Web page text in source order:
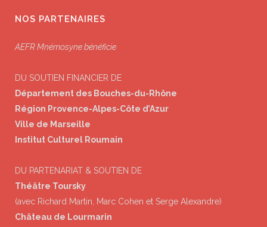
NOS PARTENAIRES
AEFR Mnémosyne bénéficie
DU SOUTIEN FINANCIER DE
Département des Bouches-du-Rhône
Région Provence-Alpes-Côte d’Azur
Ville de Marseille
Institut Culturel Roumain
DU PARTENARIAT & SOUTIEN DE
Théâtre Toursky
(avec Richard Martin, Marc Cohen et Serge Alexandre)
Château de Lourmarin